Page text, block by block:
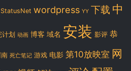
StatusNet wordpress YY 下载 中
计划 动画 博客 域名 安装 影评 恭
死亡笔记 游戏 电影 第10放映室 网